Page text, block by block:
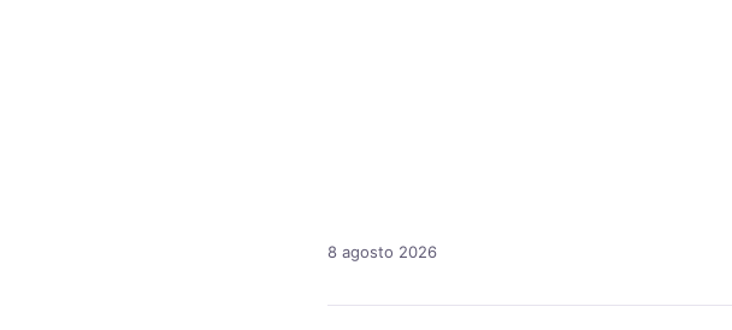
8 agosto 2026